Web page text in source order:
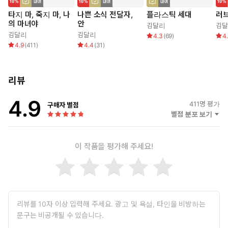
타지 마, 죽지 마, 나
의 마녀야
김달리
4.9(411 )
나쁜 소식 전달자,
안
김달리
4.4 (31 )
플라스틱 세대
김달리
4.3 (69)
러
김
리뷰
4.9 구매자 별점 411명 평가
별점 분포 보기
이 작품을 평가해 주세요!